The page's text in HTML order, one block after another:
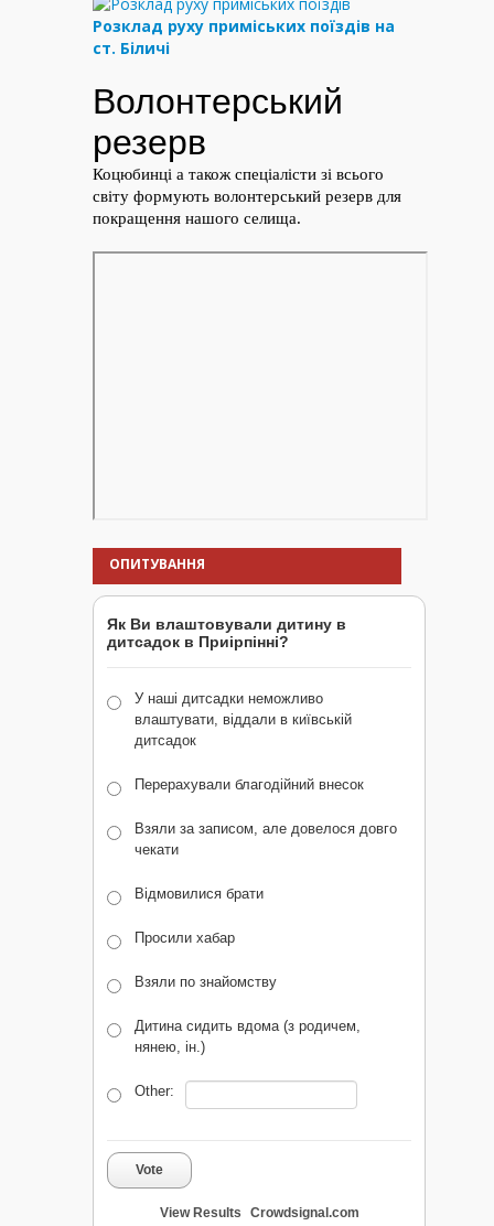
Розклад руху приміських поїздів на
ст. Біличі
ОПИТУВАННЯ
Як Ви влаштовували дитину в
дитсадок в Приірпінні?
У наші дитсадки неможливо
влаштувати, віддали в київській
дитсадок
Перерахували благодійний внесок
Взяли за записом, але довелося довго
чекати
Відмовилися брати
Просили хабар
Взяли по знайомству
Дитина сидить вдома (з родичем,
нянею, ін.)
Other:
Vote
View Results Crowdsignal.com